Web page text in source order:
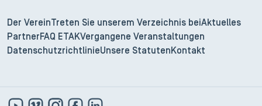
Der Verein Treten Sie unserem Verzeichnis bei Aktuelles
Partner FAQ ETAKVergangene Veranstaltungen
DatenschutzrichtlinieUnsere Statuten Kontakt